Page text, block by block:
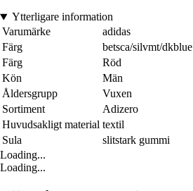
Ytterligare information
Varumärke
adidas
Färg
betsca/silvmt/dkblue
Färg
Röd
Kön
Män
Åldersgrupp
Vuxen
Sortiment
Adizero
Huvudsakligt material textil
Sula
slitstark gummi
Loading...
Loading...